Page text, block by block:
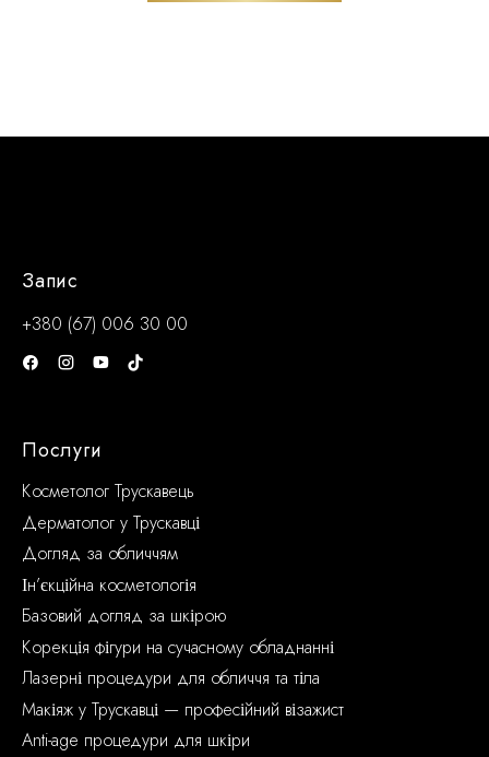
Запис
+380 (67) 006 30 00
Послуги
Косметолог Трускавець
Дерматолог у Трускавці
Догляд за обличчям
Ін’єкційна косметологія
Базовий догляд за шкірою
Корекція фігури на сучасному обладнанні
Лазерні процедури для обличчя та тіла
Макіяж у Трускавці — професійний візажист
Anti-age процедури для шкіри